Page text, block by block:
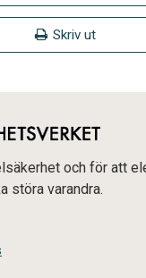
Skriv ut
och för att
störa varandra.